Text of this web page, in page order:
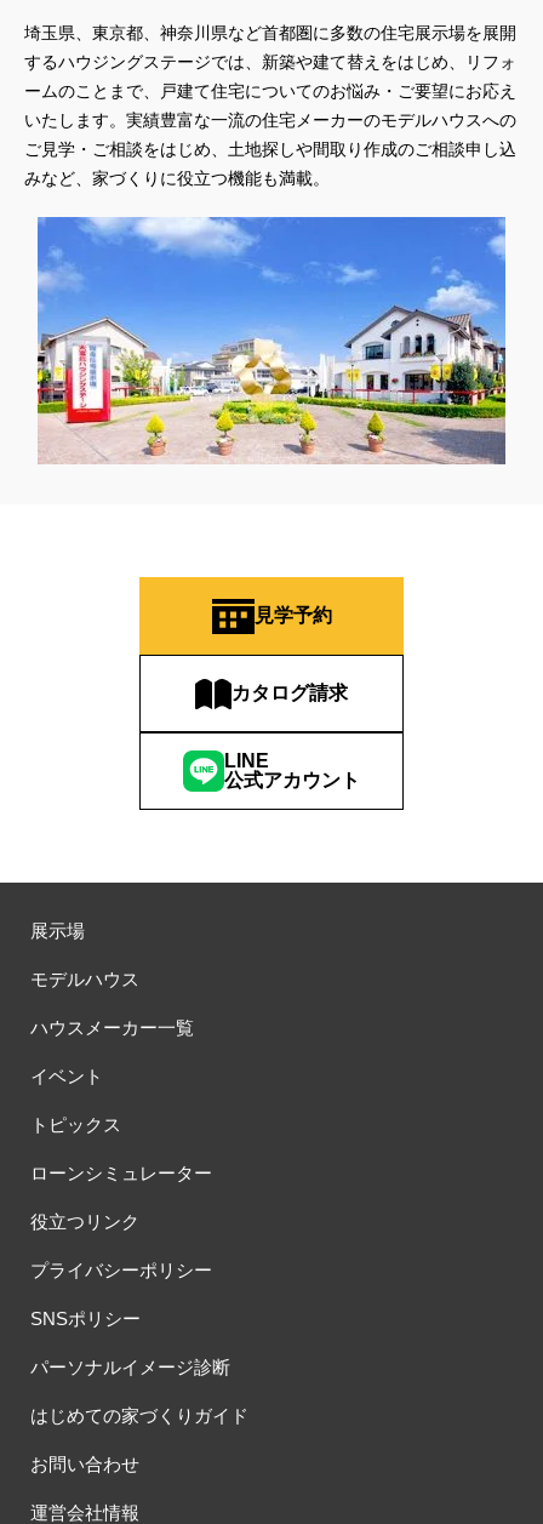
埼玉県、東京都、神奈川県など首都圏に多数の住宅展示場を展開
するハウジングステージでは、新築や建て替えをはじめ、リフォ
ームのことまで、戸建て住宅についてのお悩み・ご要望にお応え
いたします。実績豊富な一流の住宅メーカーのモデルハウスへの
ご見学・ご相談をはじめ、土地探しや間取り作成のご相談申し込
みなど、家づくりに役立つ機能も満載。
見学予約
カタログ請求
LINE
公式アカウント
展示場
モデルハウス
ハウスメーカー一覧
イベント
トピックス
ローンシミュレーター
役立つリンク
プライバシーポリシー
SNSポリシー
パーソナルイメージ診断
はじめての家づくりガイド
お問い合わせ
運営会社情報